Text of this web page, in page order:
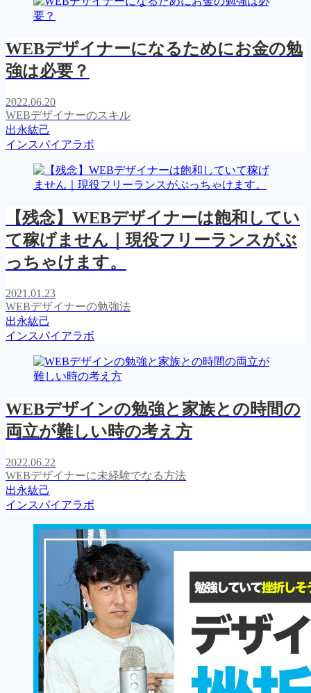
WEBデザイナーになるためにお金の勉
強は必要？
2022.06.20
WEBデザイナーのスキル
出永紘己
インスパイアラボ
【残念】WEBデザイナーは飽和してい
て稼げません｜現役フリーランスがぶ
っちゃけます。
2021.01.23
WEBデザイナーの勉強法
出永紘己
インスパイアラボ
WEBデザインの勉強と家族との時間の
両立が難しい時の考え方
2022.06.22
WEBデザイナーに未経験でなる方法
出永紘己
インスパイアラボ